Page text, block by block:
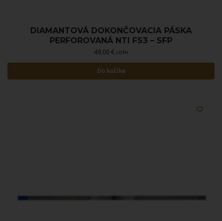
DIAMANTOVÁ DOKONČOVACIA PÁSKA
PERFOROVANÁ NTI FS3 – SFP
49,00 € s DPH
Do košíka